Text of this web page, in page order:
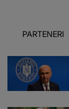
PARTENERI